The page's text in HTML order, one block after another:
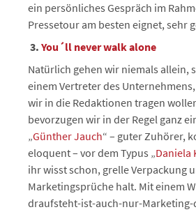
ein persönliches Gespräch im
Pressetour am besten eignet, sehr
3. You´ll neverwalkalone
Natürlich gehen wir niemals allein,
einem Vertreter des
wir in die Redaktionen tragen
bevorzugen wir in der Regel ganz
„Günther Jauch“ – guter Zuhörer,
eloquent – vor dem Typus „Daniela
ihr wisst schon, grelle Verpackung
Marketingsprüche halt. Mit einem
draufsteht-ist-auch-nur-